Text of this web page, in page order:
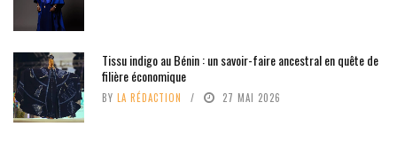
Tissu indigo au Bénin : un savoir-faire ancestral en quête de
filière économique
BY LA RÉDACTION 27 MAI 2026